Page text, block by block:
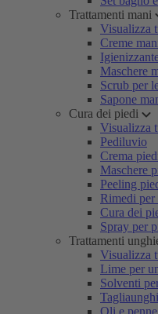
Trattamenti mani
Visualizza
Creme
Maschere
Scrub per
Sapone
Cura dei piedi
Visualizza
Pediluvio
Crema
Maschere
Peeling
Rimedi
Cura dei
Spray per
Trattamenti
Visualizza
Lime per
Solventi
Oli e